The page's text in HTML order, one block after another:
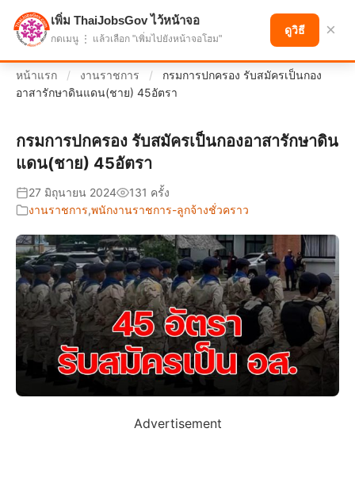
แบ่งปันโอกาส เพื่ออนาคตที่ก้าวหน้า
หน้าแรก / งานราชการ /
กรมการปกครอง รับสมัครเป็นกอง
อาสารักษาดินแดน(ชาย) 45อัตรา
กรมการปกครอง รับสมัครเป็นกองอาสารักษาดิน
แดน(ชาย) 45อัตรา
27 มิถุนายน 2024
131 ครั้ง
งานราชการ,พนักงานราชการ-ลูกจ้างชั่วคราว
Advertisement
เพิ่ม ThaiJobsGov ไว้หน้าจอ
กดเมนู ⋮ แล้วเลือก "เพิ่มไปยังหน้าจอโฮม"
ดูวิธี ×